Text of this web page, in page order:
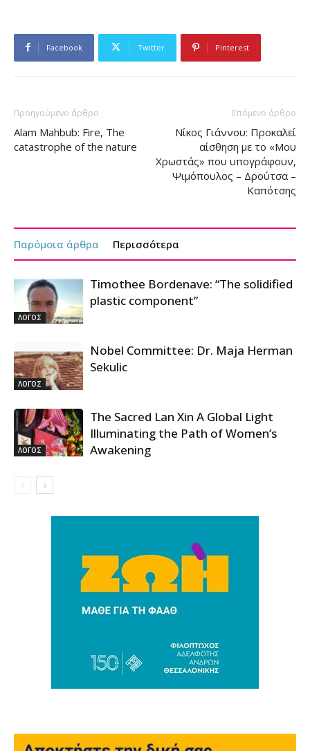
Facebook Twitter Pinterest
Προηγούμενο άρθρο
Alam Mahbub: Fire, The
catastrophe of the nature
Επόμενο άρθρο
Νίκος Γιάννου: Προκαλεί
αίσθηση με το «Μου
Χρωστάς» που υπογράφουν,
Ψιμόπουλος – Δρούτσα –
Καπότσης
Παρόμοια άρθρα Περισσότερα
ΛΟΓΟΣ
Timothee Bordenave: “The solidified
plastic component”
ΛΟΓΟΣ
Nobel Committee: Dr. Maja Herman
Sekulic
ΛΟΓΟΣ
The Sacred Lan Xin A Global Light
Illuminating the Path of Women’s
Awakening